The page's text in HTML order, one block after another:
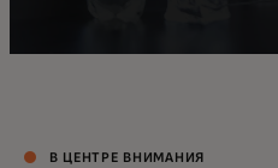
В ЦЕНТРЕ ВНИМАНИЯ